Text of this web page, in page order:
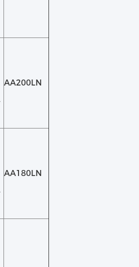
AA200LN
AA180LN